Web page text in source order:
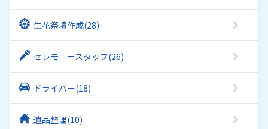
生花祭壇作成(28)
セレモニースタッフ(26)
ドライバー(18)
遺品整理(10)